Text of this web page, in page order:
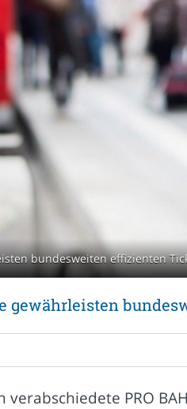
bundesweiten effizienten
gewährleisten
verabschiedete PRO